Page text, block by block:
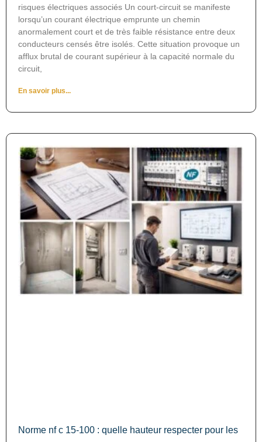
risques électriques associés Un court-circuit se manifeste
lorsqu’un courant électrique emprunte un chemin
anormalement court et de très faible résistance entre deux
conducteurs censés être isolés. Cette situation provoque un
afflux brutal de courant supérieur à la capacité normale du
circuit,
En savoir plus...
Norme nf c 15-100 : quelle hauteur respecter pour les